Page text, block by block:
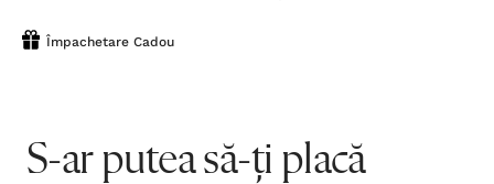
Împachetare Cadou
S-ar putea să-ți placă